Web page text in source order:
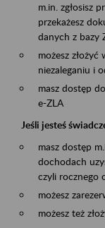
m.in. zgłosisz
przekażesz
danych z bazy
możesz
niezaleganiu i
masz dostęp
e-ZLA
Jeśli jesteś
masz dostęp
dochodach
czyli rocznego
możesz
możesz też